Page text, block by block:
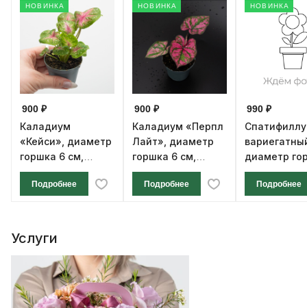
НОВИНКА
900 ₽
Каладиум
«Кейси», диаметр
горшка 6 см,
высота 12 см
Подробнее
НОВИНКА
900 ₽
Каладиум «Перпл
Лайт», диаметр
горшка 6 см,
высота 12 см
Подробнее
НОВИНКА
990 ₽
диаметр
см, высота
Подробнее
Услуги